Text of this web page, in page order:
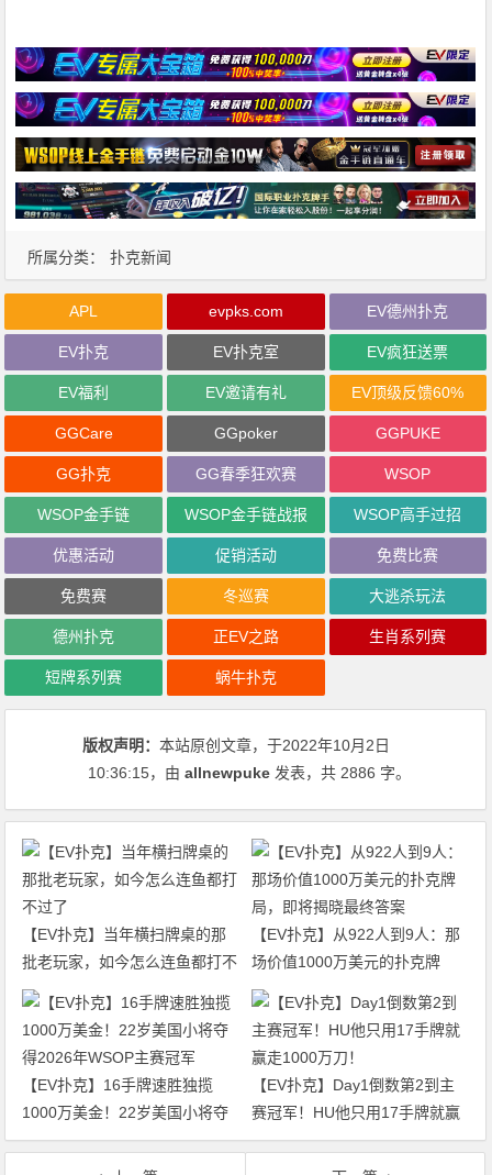
所属分类： 扑克新闻
APL evpks.com EV德州扑克
EV扑克 EV扑克室 EV疯狂送票
EV福利 EV邀请有礼 EV顶级反馈60%
GGCare GGpoker GGPUKE
GG扑克 GG春季狂欢赛 WSOP
WSOP金手链 WSOP金手链战报 WSOP高手过招
优惠活动 促销活动 免费比赛
免费赛 冬巡赛 大逃杀玩法
德州扑克 正EV之路 生肖系列赛
短牌系列赛 蜗牛扑克
版权声明：本站原创文章，于2022年10月2日
10:36:15，由allnewpuke 发表，共 2886 字。
【EV扑克】当年横扫牌桌的那
批老玩家，如今怎么连鱼都打不
过了
【EV扑克】从922人到9人：那
场价值1000万美元的扑克牌
局，即将揭晓最终答案
【EV扑克】16手牌速胜独揽
1000万美金！22岁美国小将夺
得2026年WSOP主赛冠军
【EV扑克】Day1倒数第2到主
赛冠军！HU他只用17手牌就赢
走1000万刀！